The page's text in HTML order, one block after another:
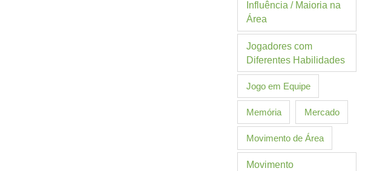
Influência / Maioria na
Área
Jogadores com
Diferentes Habilidades
Jogo em Equipe
Memória Mercado
Movimento de Área
Movimento